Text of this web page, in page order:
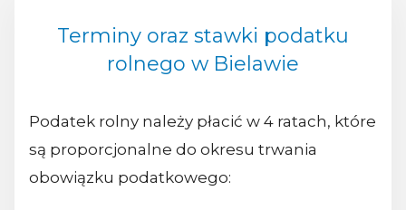
Terminy oraz stawki podatku
rolnego w Bielawie
Podatek rolny należy płacić w 4 ratach, które
są proporcjonalne do okresu trwania
obowiązku podatkowego: